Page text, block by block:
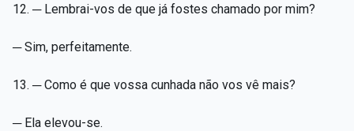
12. ─ Lembrai-vos de que já fostes chamado por mim?
─ Sim, perfeitamente.
13. ─ Como é que vossa cunhada não vos vê mais?
─ Ela elevou-se.